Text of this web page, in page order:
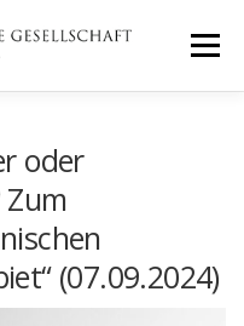
Menü
oder
(07.09.2024)